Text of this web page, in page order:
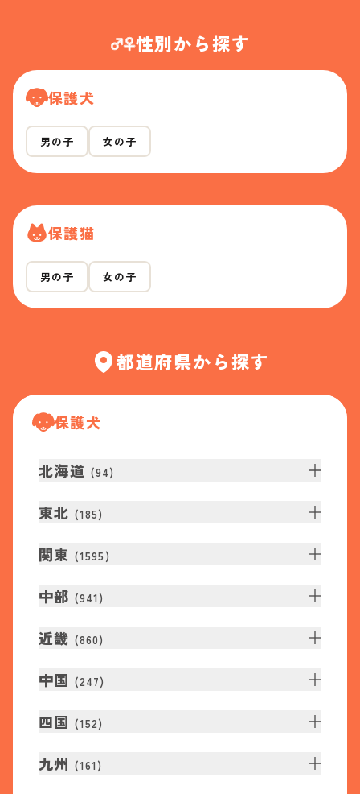
性別から探す
保護犬
男の子 女の子
保護猫
男の子 女の子
都道府県から探す
保護犬
北海道 (94)
東北 (185)
関東 (1595 )
中部 (941 )
近畿 (860)
中国 (247)
四国 (152)
九州 (161 )